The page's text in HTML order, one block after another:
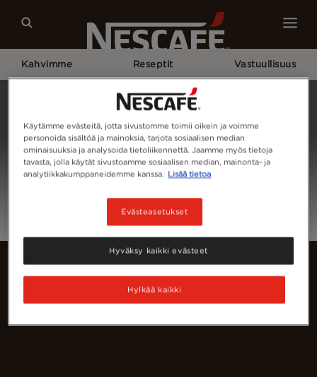
Kahvimme Reseptit Vastuullisuus
Kirjaudu Sisään
Käytämme evästeitä, jotta sivustomme toimii oikein ja voimme
personoida sisältöä ja mainoksia, tarjota sosiaalisen median
ominaisuuksia ja analysoida tietoliikennettä. Jaamme myös tietoja
tavasta, jolla käytät sivustoamme sosiaalisen median, mainonta- ja
analytiikkakumppaneidemme kanssa. Lisää tietoa
Evästeasetukset
Hylkää kaikki
Hyväksy kaikki evästeet